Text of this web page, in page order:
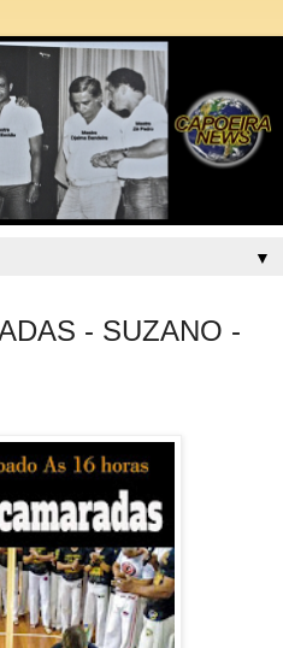
▼
- SUZANO -